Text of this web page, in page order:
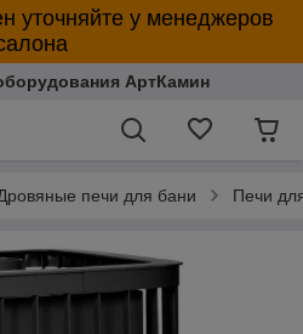
уточняйте у менеджеров
АртКамин
печи для бани Печи